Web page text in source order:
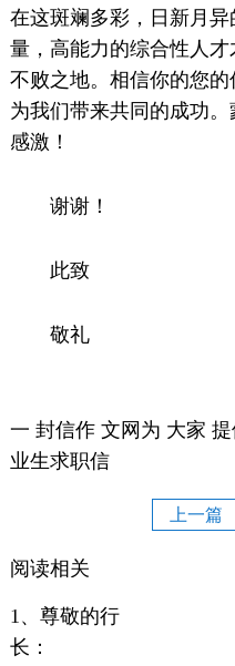
在这斑斓多彩，日新月
量，高能力的综合性人
不败之地。相信你的您
为我们带来共同的成功
感激！
谢谢！
此致
敬礼
一 封信作 文网为 大家
业生求职信
上一篇
阅读相关
1、尊敬的行
长